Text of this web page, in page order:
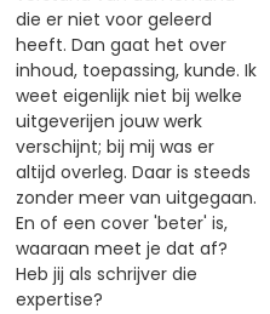
die er niet voor geleerd
heeft. Dan gaat het over
inhoud, toepassing, kunde. Ik
weet eigenlijk niet bij welke
uitgeverijen jouw werk
verschijnt; bij mij was er
altijd overleg. Daar is steeds
zonder meer van uitgegaan.
En of een cover 'beter' is,
waaraan meet je dat af?
Heb jij als schrijver die
expertise?